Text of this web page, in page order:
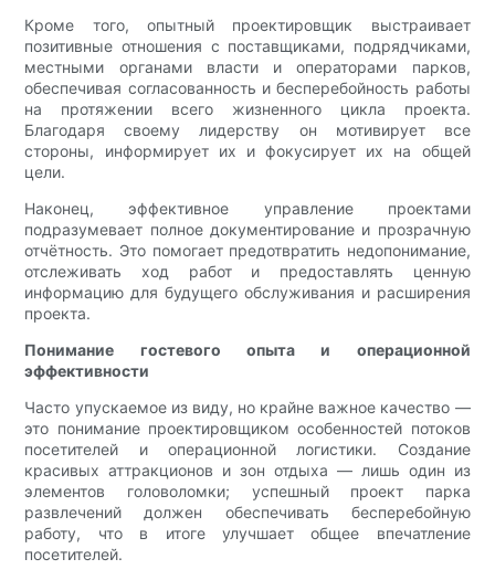
Кроме того, опытный проектировщик выстраивает
позитивные отношения с поставщиками, подрядчиками,
местными органами власти и операторами парков,
обеспечивая согласованность и бесперебойность работы
на протяжении всего жизненного цикла проекта.
Благодаря своему лидерству он мотивирует все
стороны, информирует их и фокусирует их на общей
цели.
Наконец, эффективное управление проектами
подразумевает полное документирование и прозрачную
отчётность. Это помогает предотвратить недопонимание,
отслеживать ход работ и предоставлять ценную
информацию для будущего обслуживания и расширения
проекта.
Понимание гостевого опыта и операционной
эффективности
Часто упускаемое из виду, но крайне важное качество —
это понимание проектировщиком особенностей потоков
посетителей и операционной логистики. Создание
красивых аттракционов и зон отдыха — лишь один из
элементов головоломки; успешный проект парка
развлечений должен обеспечивать бесперебойную
работу, что в итоге улучшает общее впечатление
посетителей.